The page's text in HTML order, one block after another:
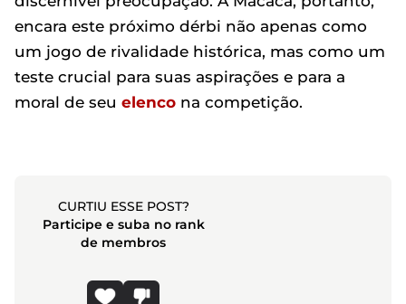
encara este próximo dérbi não apenas como
um jogo de rivalidade histórica, mas como um
teste crucial para suas aspirações e para a
moral de seu elenco na competição.
CURTIU ESSE POST?
Participe e suba no rank
de membros